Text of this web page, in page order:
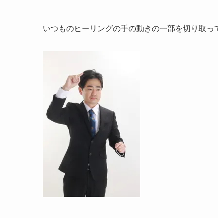
いつものヒーリングの手の動きの一部を切り取っ